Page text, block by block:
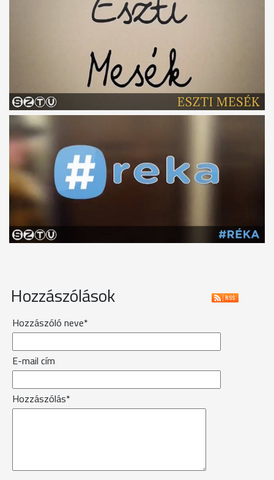
Hozzászólások
Hozzászóló neve*
E-mail cím
Hozzászólás*